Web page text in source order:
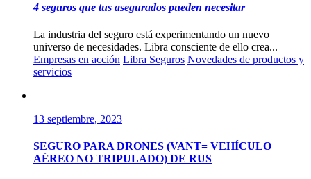
4 seguros que tus asegurados pueden necesitar
La industria del seguro está experimentando un nuevo
universo de necesidades. Libra consciente de ello crea...
Empresas en acción Libra Seguros Novedades de productos y
servicios
13 septiembre, 2023
SEGURO PARA DRONES (VANT= VEHÍCULO
AÉREO NO TRIPULADO) DE RUS